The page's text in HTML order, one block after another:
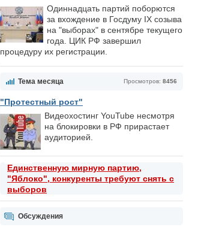
Одиннадцать партий поборются
за вхождение в Госдуму IX созыва
на "выборах" в сентябре текущего
года. ЦИК РФ завершил
процедуру их регистрации.
Просмотров: 8456
Тема месяца
"Протестный рост"
Видеохостинг YouTube несмотря
на блокировки в РФ прирастает
аудиторией.
Единственную мирную партию,
"Яблоко", конкуренты требуют снять с
выборов
Обсуждения